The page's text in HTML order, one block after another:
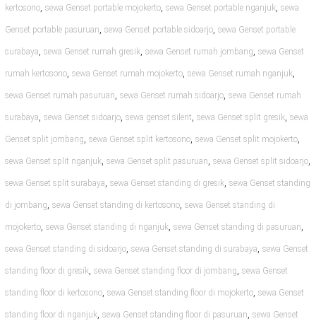
kertosono, sewa Genset portable mojokerto, sewa Genset portable nganjuk, sewa
Genset portable pasuruan, sewa Genset portable sidoarjo, sewa Genset portable
surabaya, sewa Genset rumah gresik, sewa Genset rumah jombang, sewa Genset
rumah kertosono, sewa Genset rumah mojokerto, sewa Genset rumah nganjuk,
sewa Genset rumah pasuruan, sewa Genset rumah sidoarjo, sewa Genset rumah
surabaya, sewa Genset sidoarjo, sewa genset silent, sewa Genset split gresik, sewa
Genset split jombang, sewa Genset split kertosono, sewa Genset split mojokerto,
sewa Genset split nganjuk, sewa Genset split pasuruan, sewa Genset split sidoarjo,
sewa Genset split surabaya, sewa Genset standing di gresik, sewa Genset standing
di jombang, sewa Genset standing di kertosono, sewa Genset standing di
mojokerto, sewa Genset standing di nganjuk, sewa Genset standing di pasuruan,
sewa Genset standing di sidoarjo, sewa Genset standing di surabaya, sewa Genset
standing floor di gresik, sewa Genset standing floor di jombang, sewa Genset
standing floor di kertosono, sewa Genset standing floor di mojokerto, sewa Genset
standing floor di nganjuk, sewa Genset standing floor di pasuruan, sewa Genset